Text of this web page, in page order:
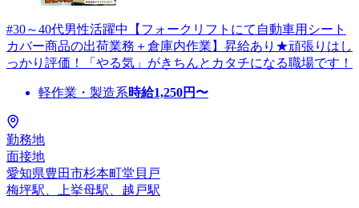
#30～40代男性活躍中【フォークリフトにて自動車用シート
カバー商品の出荷業務＋倉庫内作業】昇給あり★頑張りはし
っかり評価！「やる気」がきちんとカタチになる職場です！
軽作業・製造系時給1,250円〜
勤務地
面接地
愛知県豊田市杉本町堂貝戸
梅坪駅、上挙母駅、越戸駅